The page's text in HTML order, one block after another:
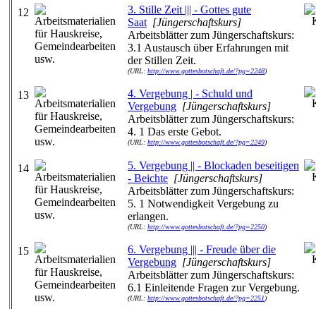
12
3. Stille Zeit ||| - Gottes gute
Saat [Jüngerschaftskurs]
Arbeitsblätter zum Jüngerschaftskurs:
3.1 Austausch über Erfahrungen mit
der Stillen Zeit.
(URL: http://www.gottesbotschaft.de/?pg=2248)
13
4. Vergebung | - Schuld und
Vergebung [Jüngerschaftskurs]
Arbeitsblätter zum Jüngerschaftskurs:
4. 1 Das erste Gebot.
(URL: http://www.gottesbotschaft.de/?pg=2249)
14
5. Vergebung || - Blockaden beseitigen
- Beichte [Jüngerschaftskurs]
Arbeitsblätter zum Jüngerschaftskurs:
5. 1 Notwendigkeit Vergebung zu
erlangen.
(URL: http://www.gottesbotschaft.de/?pg=2250)
15
6. Vergebung ||| - Freude über die
Vergebung [Jüngerschaftskurs]
Arbeitsblätter zum Jüngerschaftskurs:
6.1 Einleitende Fragen zur Vergebung.
(URL: http://www.gottesbotschaft.de/?pg=2251)